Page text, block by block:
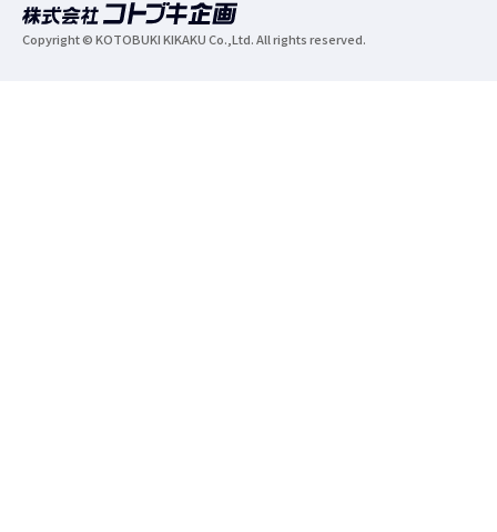
Copyright © KOTOBUKI KIKAKU Co.,Ltd. All rights reserved.